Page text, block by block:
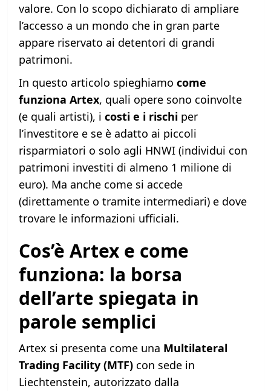
valore. Con lo scopo dichiarato di ampliare
l’accesso a un mondo che in gran parte
appare riservato ai detentori di grandi
patrimoni.
In questo articolo spieghiamo come
funziona Artex, quali opere sono coinvolte
(e quali artisti), i costi e i rischiper
l’investitore e se è adatto ai piccoli
risparmiatori o solo agli HNWI (individui con
patrimoni investiti di almeno 1 milione di
euro). Ma anche come si accede
(direttamente o tramite intermediari) e dove
trovare le informazioni ufficiali.
Cos’è Artex e come
funziona: la borsa
dell’arte spiegata in
parole semplici
Artex si presenta come una Multilateral
Trading Facility (MTF)con sede in
Liechtenstein, autorizzato dalla